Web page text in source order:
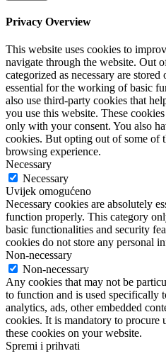
Privacy Overview
This website uses cookies to
navigate through the website. Out
categorized as necessary are
essential for the working of basic
also use third-party cookies that
you use this website. These
only with your consent. You also
cookies. But opting out of some of
browsing experience.
Necessary
Necessary
Uvijek omogućeno
Necessary cookies are absolutely
function properly. This category
basic functionalities and security
cookies do not store any personal
Non-necessary
Non-necessary
Any cookies that may not be
to function and is used specifically
analytics, ads, other embedded
cookies. It is mandatory to procure
these cookies on your website.
Spremi i prihvati